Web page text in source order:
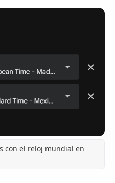
con el reloj mundial en